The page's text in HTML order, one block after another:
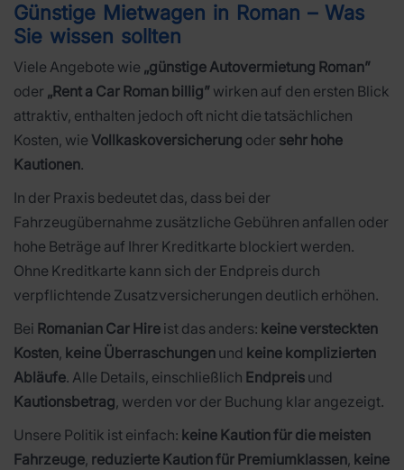
Günstige Mietwagen in Roman – Was
Sie wissen sollten
Viele Angebote wie „günstige Autovermietung Roman”
oder „Rent a Car Roman billig” wirken auf den ersten Blick
attraktiv, enthalten jedoch oft nicht die tatsächlichen
Kosten, wie Vollkaskoversicherung oder sehr hohe
Kautionen.
In der Praxis bedeutet das, dass bei der
Fahrzeugübernahme zusätzliche Gebühren anfallen oder
hohe Beträge auf Ihrer Kreditkarte blockiert werden.
Ohne Kreditkarte kann sich der Endpreis durch
verpflichtende Zusatzversicherungen deutlich erhöhen.
Bei Romanian Car Hire ist das anders: keine versteckten
Kosten, keine Überraschungen und keine komplizierten
Abläufe. Alle Details, einschließlich Endpreis und
Kautionsbetrag, werden vor der Buchung klar angezeigt.
Unsere Politik ist einfach: keine Kaution für die meisten
Fahrzeuge, reduzierte Kaution für Premiumklassen, keine